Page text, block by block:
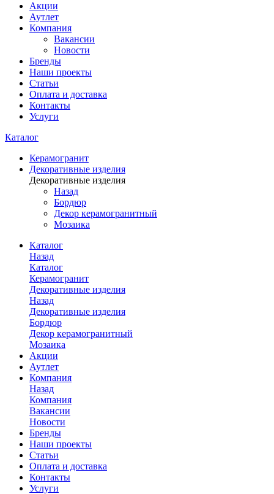
Акции
Аутлет
Компания
Вакансии
Новости
Бренды
Наши проекты
Статьи
Оплата и доставка
Контакты
Услуги
Каталог
Керамогранит
Декоративные изделия
Декоративные изделия
Назад
Бордюр
Декор керамогранитный
Мозаика
Каталог
Назад
Каталог
Керамогранит
Декоративные изделия
Назад
Декоративные изделия
Бордюр
Декор керамогранитный
Мозаика
Акции
Аутлет
Компания
Назад
Компания
Вакансии
Новости
Бренды
Наши проекты
Статьи
Оплата и доставка
Контакты
Услуги